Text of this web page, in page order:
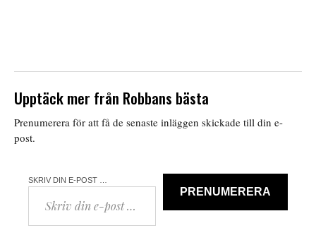
Upptäck mer från Robbans bästa
Prenumerera för att få de senaste inläggen skickade till din e-
post.
SKRIV DIN E-POST …
PRENUMERERA